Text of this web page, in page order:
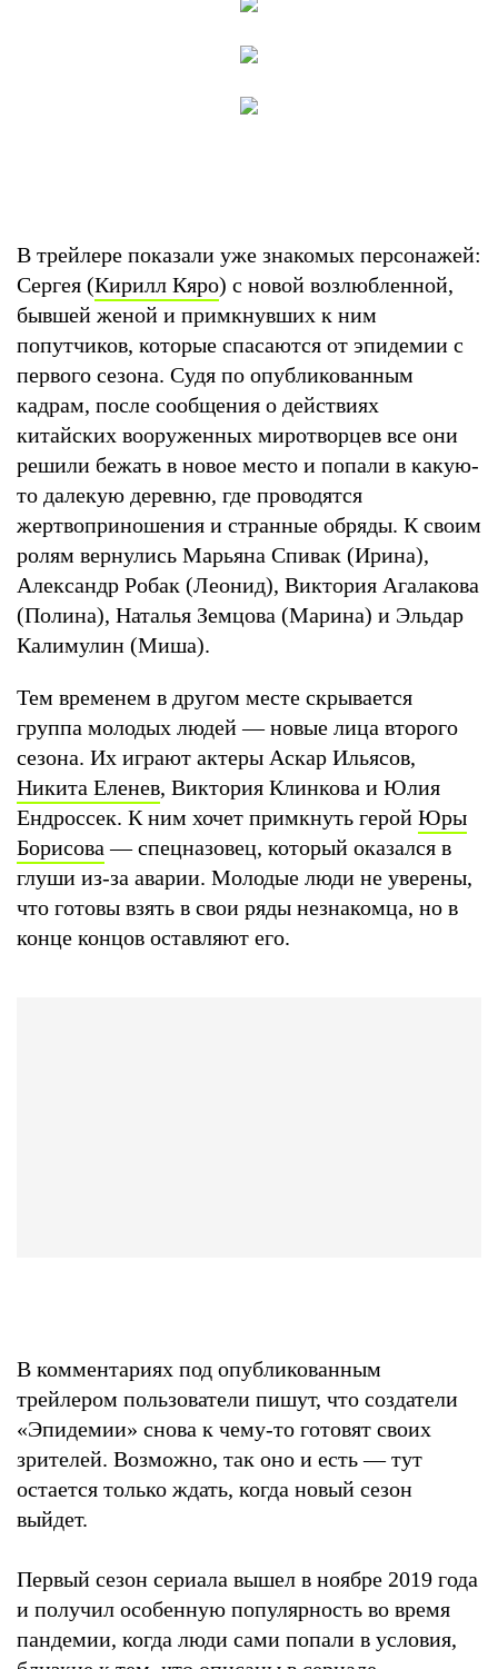
В трейлере показали уже знакомых персонажей:
Сергея (Кирилл Кяро) с новой возлюбленной,
бывшей женой и примкнувших к ним
попутчиков, которые спасаются от эпидемии с
первого сезона. Судя по опубликованным
кадрам, после сообщения о действиях
китайских вооруженных миротворцев все они
решили бежать в новое место и попали в какую-
то далекую деревню, где проводятся
жертвоприношения и странные обряды. К своим
ролям вернулись Марьяна Спивак (Ирина),
Александр Робак (Леонид), Виктория Агалакова
(Полина), Наталья Земцова (Марина) и Эльдар
Калимулин (Миша).
Тем временем в другом месте скрывается
группа молодых людей — новые лица второго
сезона. Их играют актеры Аскар Ильясов,
Никита Еленев, Виктория Клинкова и Юлия
Ендроссек. К ним хочет примкнуть герой Юры
Борисова — спецназовец, который оказался в
глуши из-за аварии. Молодые люди не уверены,
что готовы взять в свои ряды незнакомца, но в
конце концов оставляют его.
В комментариях под опубликованным
трейлером пользователи пишут, что создатели
«Эпидемии» снова к чему-то готовят своих
зрителей. Возможно, так оно и есть — тут
остается только ждать, когда новый сезон
выйдет.
Первый сезон сериала вышел в ноябре 2019 года
и получил особенную популярность во время
пандемии, когда люди сами попали в условия,